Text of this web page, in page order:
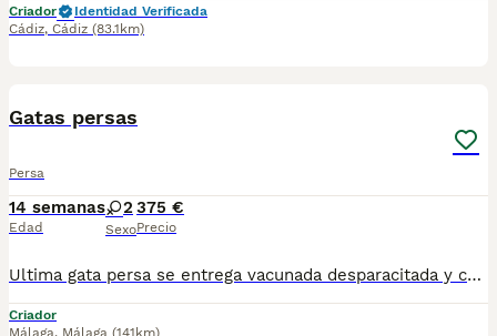
Criador
Identidad Verificada
Cádiz, Cádiz (83.1km)
Gatas persas
Persa
14 semanas
Edad
2
Sexo
375 €
Precio
Ultima gata persa se entrega vacunada desparacitada y con cartilla, se recoje en Sevilla. Lista para recojer. Para mas información por wasap al 610704512.
Criador
Málaga, Málaga (141km)